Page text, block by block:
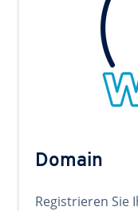
Domain
Registrieren Sie